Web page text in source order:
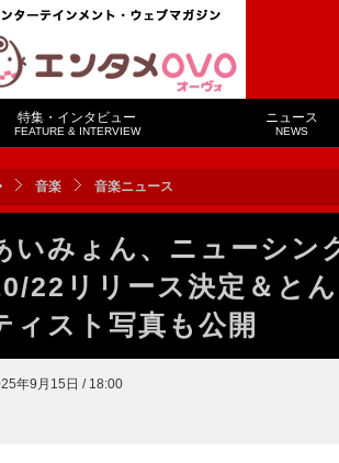
特集・インタビュー
FEATURE & INTERVIEW
ニュース
NEWS
音楽 音楽ニュース
いみょん、ニューシン
22リリース決定＆と
ィスト写真も公開
年9月15日 / 18:00